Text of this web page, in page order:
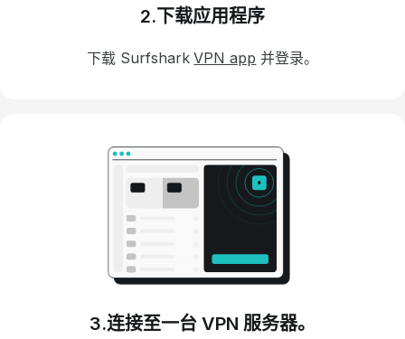
2.下载应用程序
下载 SurfsharkVPN app 并登录。
3.连接至一台 VPN 服务器。